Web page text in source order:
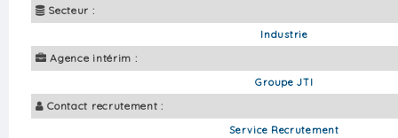
Secteur :
Industrie
Agence intérim :
Groupe JTI
Contact recrutement :
Service Recrutement